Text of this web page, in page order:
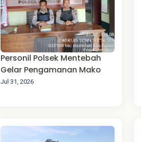
Personil Polsek Mentebah
Gelar Pengamanan Mako
Jul 31, 2026